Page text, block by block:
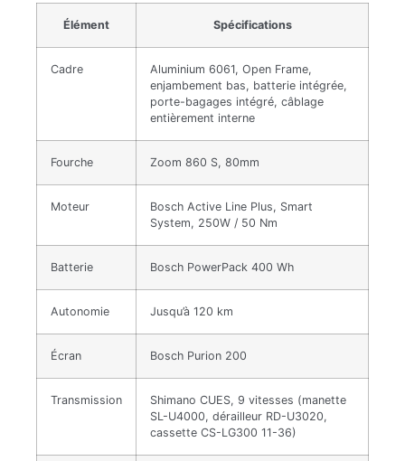
Élément Spécifications
Cadre
Aluminium 6061, Open Frame,
enjambement bas, batterie intégrée,
porte-bagages intégré, câblage
entièrement interne
Fourche Zoom 860 S, 80mm
Moteur
Bosch Active Line Plus, Smart
System, 250W / 50 Nm
Batterie Bosch PowerPack 400 Wh
Autonomie Jusqu’à 120 km
Écran Bosch Purion 200
Transmission
Shimano CUES, 9 vitesses (manette
SL-U4000, dérailleur RD-U3020,
cassette CS-LG300 11-36)